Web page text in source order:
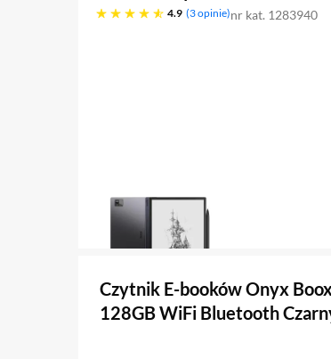
4.9
4.9 gwiazdek 3 opinie nr kat. 1283940
Czytnik E-booków Onyx
128GB WiFi Bluetooth